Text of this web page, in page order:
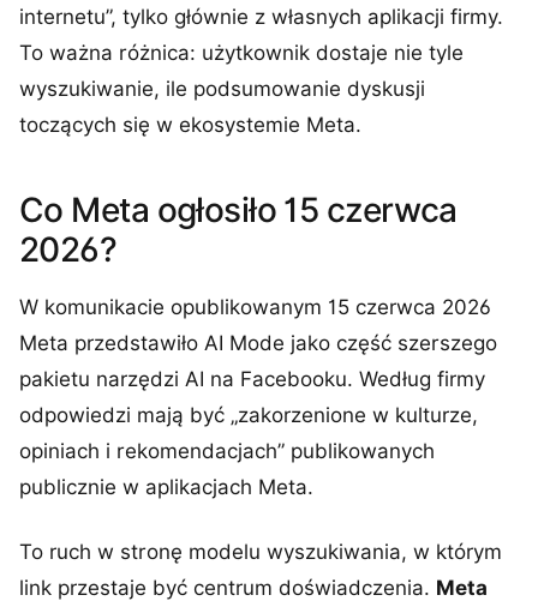
internetu”, tylko głównie z własnych aplikacji firmy.
To ważna różnica: użytkownik dostaje nie tyle
wyszukiwanie, ile podsumowanie dyskusji
toczących się w ekosystemie Meta.
Co Meta ogłosiło 15 czerwca
2026?
W komunikacie opublikowanym 15 czerwca 2026
Meta przedstawiło AI Mode jako część szerszego
pakietu narzędzi AI na Facebooku. Według firmy
odpowiedzi mają być „zakorzenione w kulturze,
opiniach i rekomendacjach” publikowanych
publicznie w aplikacjach Meta.
To ruch w stronę modelu wyszukiwania, w którym
link przestaje być centrum doświadczenia. Meta